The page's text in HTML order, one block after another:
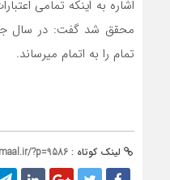
اشاره به اینکه تمامی
محقق شد گفت: در سال
تمام را به اتمام میرساند.
لینک کوتاه : ?p=9586